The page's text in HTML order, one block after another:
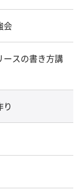
会
ースの書き方講